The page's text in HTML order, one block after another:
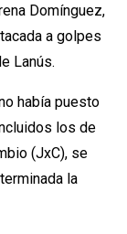
Domínguez,
a golpes
Lanús.
había puesto
los de
(JxC), se
la